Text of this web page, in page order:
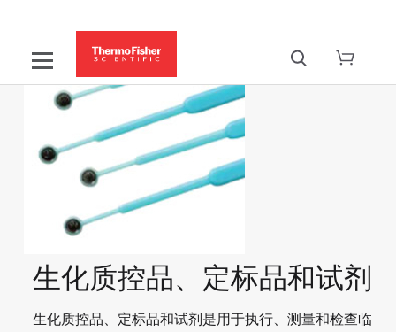
生化质控品、定标品和试剂
生化质控品、定标品和试剂是用于执行、测量和检查临